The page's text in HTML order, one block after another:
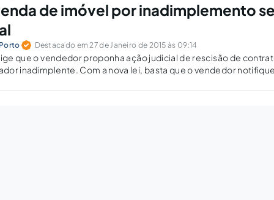
de imóvel por inadimplemento
Destacado em 27 de Janeiro de 2015 às 09:14
que o vendedor proponha ação judicial de rescisão de
inadimplente. Com a nova lei, basta que o vendedor